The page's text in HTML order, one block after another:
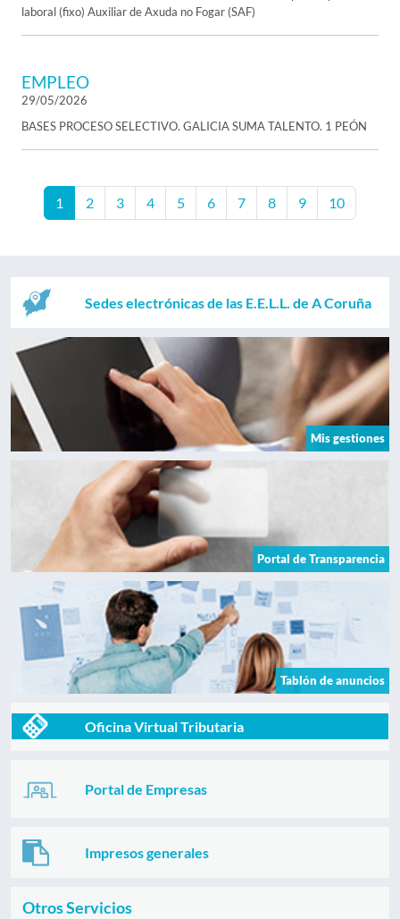
laboral (fixo) Auxiliar de Axuda no Fogar (SAF)
EMPLEO
29/05/2026
BASES PROCESO SELECTIVO. GALICIA SUMA TALENTO. 1 PEÓN
1 2 3 4 5 6 7 8 9 10
Sedes electrónicas de las E.E.L.L. de A Coruña
Mis gestiones
Portal de Transparencia
Tablón de anuncios
Oficina Virtual Tributaria
Portal de Empresas
Impresos generales
Otros Servicios